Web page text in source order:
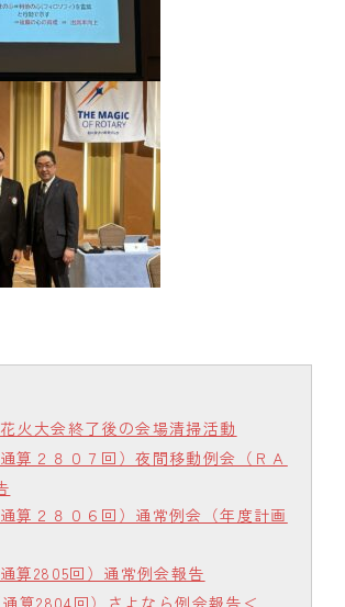
火大会終了後の会場清掃活動
算２８０７回）夜間移動例会（ＲＡ
算２８０６回）通常例会（年度計画
算2805回）通常例会報告
算2804回）さよなら例会報告＜